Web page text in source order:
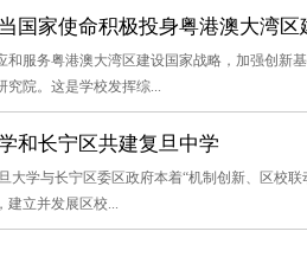
国家使命积极投身粤港澳大湾区
和服务粤港澳大湾区建设国家战略，加强创新
究院。这是学校发挥综...
和长宁区共建复旦中学
大学与长宁区委区政府本着“机制创新、区校
建立并发展区校...